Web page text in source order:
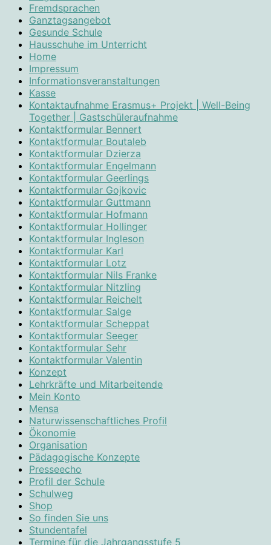
Fremdsprachen
Ganztagsangebot
Gesunde Schule
Hausschuhe im Unterricht
Home
Impressum
Informationsveranstaltungen
Kasse
Kontaktaufnahme Erasmus+ Projekt | Well-Being
Together | Gastschüleraufnahme
Kontaktformular Bennert
Kontaktformular Boutaleb
Kontaktformular Dzierza
Kontaktformular Engelmann
Kontaktformular Geerlings
Kontaktformular Gojkovic
Kontaktformular Guttmann
Kontaktformular Hofmann
Kontaktformular Hollinger
Kontaktformular Ingleson
Kontaktformular Karl
Kontaktformular Lotz
Kontaktformular Nils Franke
Kontaktformular Nitzling
Kontaktformular Reichelt
Kontaktformular Salge
Kontaktformular Scheppat
Kontaktformular Seeger
Kontaktformular Sehr
Kontaktformular Valentin
Konzept
Lehrkräfte und Mitarbeitende
Mein Konto
Mensa
Naturwissenschaftliches Profil
Ökonomie
Organisation
Pädagogische Konzepte
Presseecho
Profil der Schule
Schulweg
Shop
So finden Sie uns
Stundentafel
Termine für die Jahrgangsstufe 5